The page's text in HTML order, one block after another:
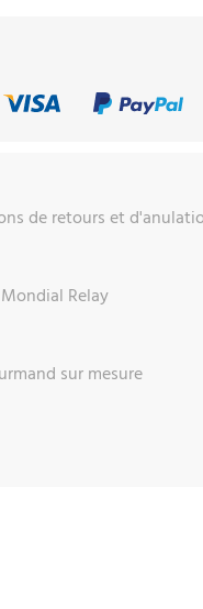
de retours et
Relay
sur mesure